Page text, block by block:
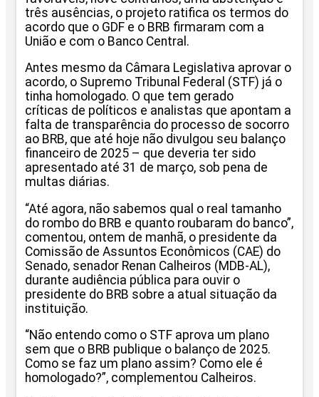
três ausências, o projeto ratifica os termos do
acordo que o GDF e o BRB firmaram com a
União e com o Banco Central.
Antes mesmo da Câmara Legislativa aprovar o
acordo, o Supremo Tribunal Federal (STF) já o
tinha homologado. O que tem gerado
críticas de políticos e analistas que apontam a
falta de transparência do processo de socorro
ao BRB, que até hoje não divulgou seu balanço
financeiro de 2025 – que deveria ter sido
apresentado até 31 de março, sob pena de
multas diárias.
“Até agora, não sabemos qual o real tamanho
do rombo do BRB e quanto roubaram do banco”,
comentou, ontem de manhã, o presidente da
Comissão de Assuntos Econômicos (CAE) do
Senado, senador Renan Calheiros (MDB-AL),
durante audiência pública para ouvir o
presidente do BRB sobre a atual situação da
instituição.
“Não entendo como o STF aprova um plano
sem que o BRB publique o balanço de 2025.
Como se faz um plano assim? Como ele é
homologado?”, complementou Calheiros.